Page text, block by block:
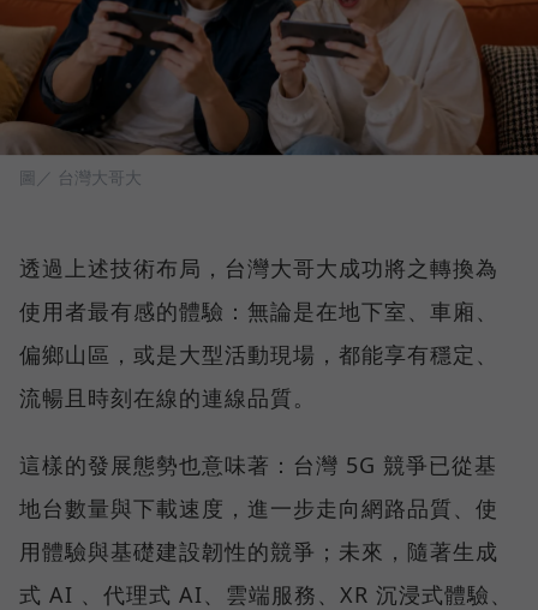
圖／ 台灣大哥大
透過上述技術布局，台灣大哥大成功將之轉換為
使用者最有感的體驗：無論是在地下室、車廂、
偏鄉山區，或是大型活動現場，都能享有穩定、
流暢且時刻在線的連線品質。
這樣的發展態勢也意味著：台灣 5G 競爭已從基
地台數量與下載速度，進一步走向網路品質、使
用體驗與基礎建設韌性的競爭；未來，隨著生成
式 AI 、代理式 AI、雲端服務、XR 沉浸式體驗、